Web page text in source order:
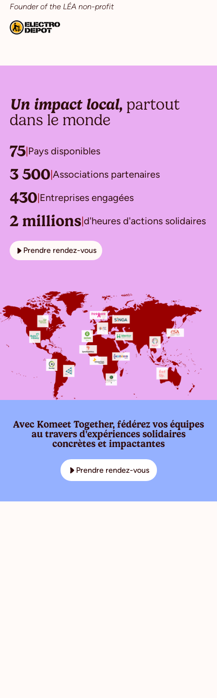
Founder of the LÉA non-profit
Un impact local, partout
dans le monde
75|Pays disponibles
3 500|Associations partenaires
430|Entreprises engagées
2 millions|d'heures d'actions solidaires
Prendre rendez-vous
Avec Komeet Together, fédérez vos équipes
au travers d'expériences solidaires
concrètes et impactantes
Prendre rendez-vous